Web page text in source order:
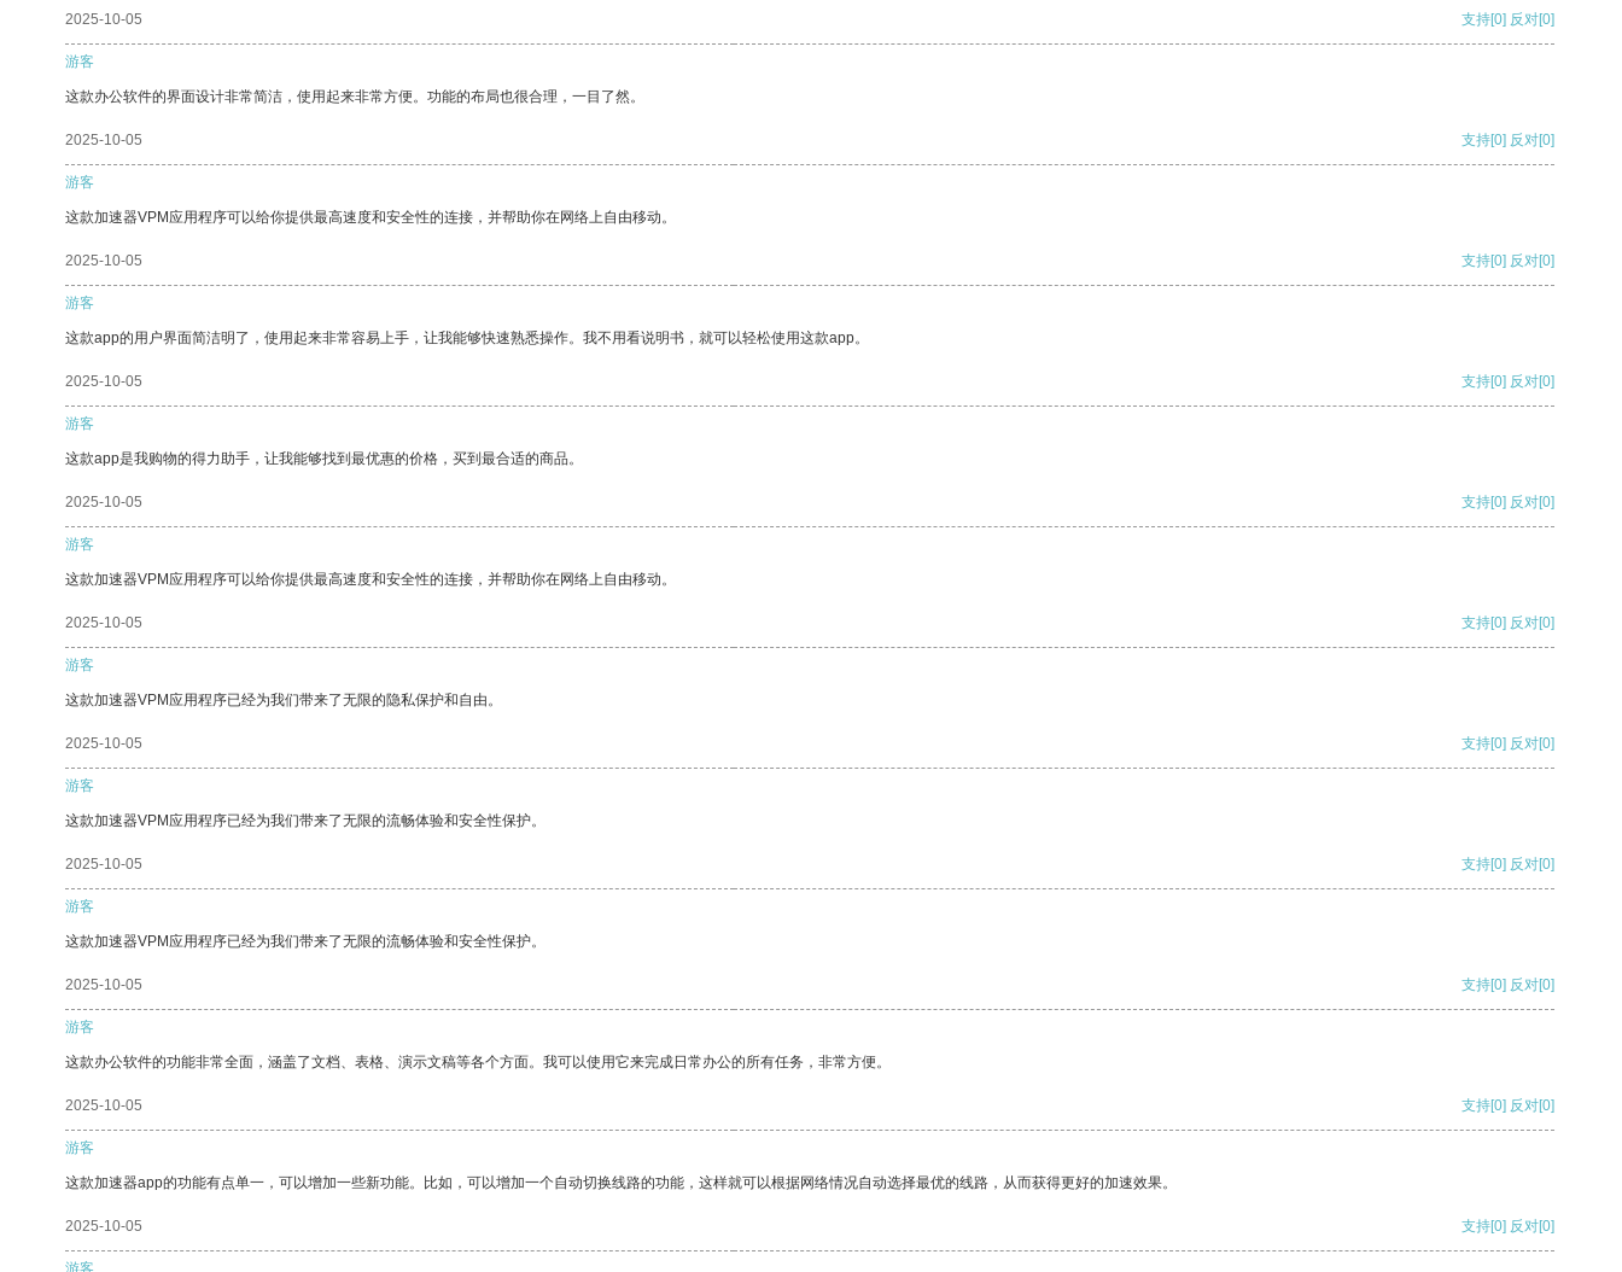
2025-10-05 支持[0] 反对[0]
游客
这款办公软件的界面设计非常简洁，使用起来非常方便。功能的布局也很合理，一目了然。
2025-10-05 支持[0] 反对[0]
游客
这款加速器VPM应用程序可以给你提供最高速度和安全性的连接，并帮助你在网络上自由移动。
2025-10-05 支持[0] 反对[0]
游客
这款app的用户界面简洁明了，使用起来非常容易上手，让我能够快速熟悉操作。我不用看说明书，就可以轻松使用这款app。
2025-10-05 支持[0] 反对[0]
游客
这款app是我购物的得力助手，让我能够找到最优惠的价格，买到最合适的商品。
2025-10-05 支持[0] 反对[0]
游客
这款加速器VPM应用程序可以给你提供最高速度和安全性的连接，并帮助你在网络上自由移动。
2025-10-05 支持[0] 反对[0]
游客
这款加速器VPM应用程序已经为我们带来了无限的隐私保护和自由。
2025-10-05 支持[0] 反对[0]
游客
这款加速器VPM应用程序已经为我们带来了无限的流畅体验和安全性保护。
2025-10-05 支持[0] 反对[0]
游客
这款加速器VPM应用程序已经为我们带来了无限的流畅体验和安全性保护。
2025-10-05 支持[0] 反对[0]
游客
这款办公软件的功能非常全面，涵盖了文档、表格、演示文稿等各个方面。我可以使用它来完成日常办公的所有任务，非常方便。
2025-10-05 支持[0] 反对[0]
游客
这款加速器app的功能有点单一，可以增加一些新功能。比如，可以增加一个自动切换线路的功能，这样就可以根据网络情况自动选择最优的线路，从而获得更好的加速效果。
2025-10-05 支持[0] 反对[0]
游客